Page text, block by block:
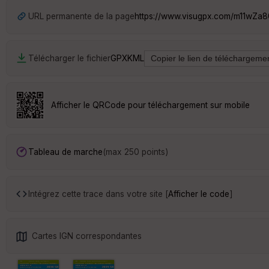
URL permanente de la pagehttps://www.visugpx.com/
Télécharger le fichierGPXKML
Afficher le QRCode pour téléchargement sur mobile
Tableau de marche(max 250 points)
Intégrez cette trace dans votre site [Afficher le code]
Cartes IGN correspondantes